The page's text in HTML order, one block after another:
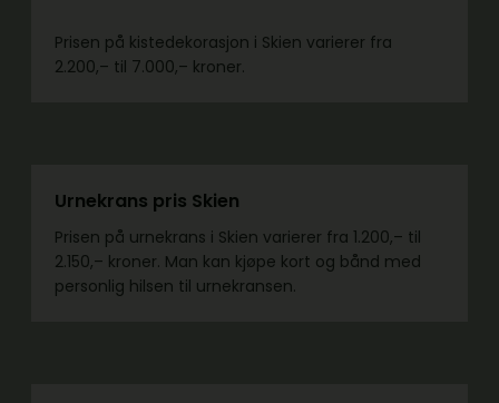
Prisen på kistedekorasjon i Skien varierer fra
2.200,– til 7.000,– kroner.
Urnekrans pris Skien
Prisen på urnekrans i Skien varierer fra 1.200,– til
2.150,– kroner. Man kan kjøpe kort og bånd med
personlig hilsen til urnekransen.